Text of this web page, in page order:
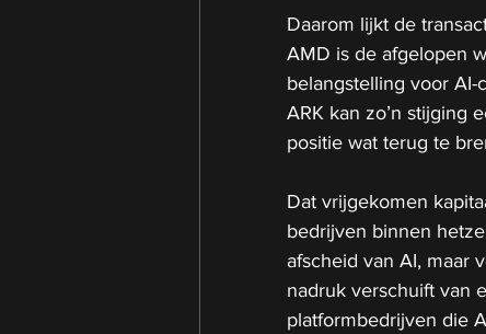
Daarom lijkt de
AMD is de afgelopen
belangstelling voor
ARK kan zo’n stijging
positie wat terug te
Dat vrijgekomen
bedrijven binnen
afscheid van AI, maar
nadruk verschuift van
platformbedrijven die